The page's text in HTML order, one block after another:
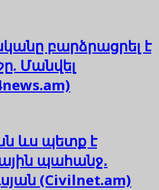
բարձրացրել է
Մանվել
ևս պետք է
պահանջ․
(Civilnet.am)